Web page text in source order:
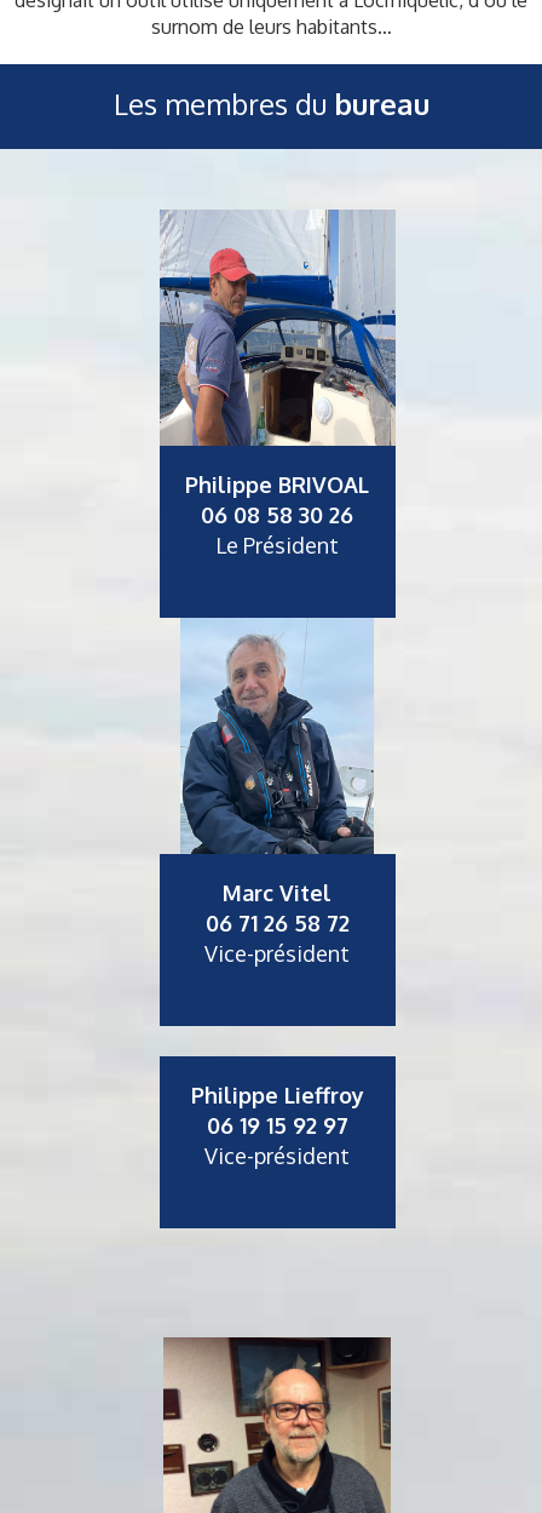
surnom de leurs habitants…
Les membres du bureau
Philippe BRIVOAL
06 08 58 30 26
Le Président
Marc Vitel
06 71 26 58 72
Vice-président
Philippe Lieffroy
06 19 15 92 97
Vice-président